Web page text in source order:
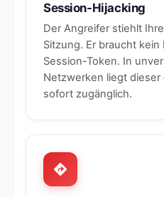
Session-Hijacking
Der Angreifer stiehlt
Sitzung. Er braucht
Session-Token. In
Netzwerken liegt
sofort zugänglich.